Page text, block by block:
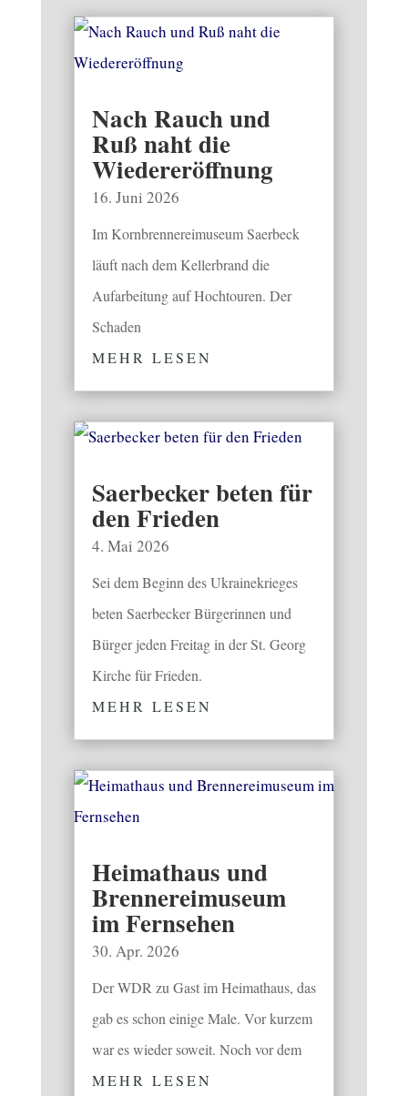
Nach Rauch und
Ruß naht die
Wiedereröffnung
16. Juni 2026
Im Kornbrennereimuseum Saerbeck
läuft nach dem Kellerbrand die
Aufarbeitung auf Hochtouren. Der
Schaden
MEHR LESEN
Saerbecker beten für
den Frieden
4. Mai 2026
Sei dem Beginn des Ukrainekrieges
beten Saerbecker Bürgerinnen und
Bürger jeden Freitag in der St. Georg
Kirche für Frieden.
MEHR LESEN
Heimathaus und
Brennereimuseum
im Fernsehen
30. Apr. 2026
Der WDR zu Gast im Heimathaus, das
gab es schon einige Male. Vor kurzem
war es wieder soweit. Noch vor dem
MEHR LESEN